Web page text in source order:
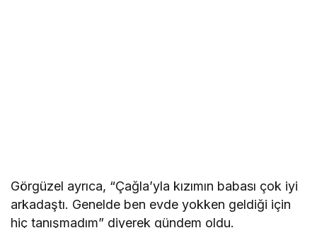
Görgüzel ayrıca, “Çağla’yla kızımın babası çok iyi
arkadaştı. Genelde ben evde yokken geldiği için
hiç tanışmadım” diyerek gündem oldu.